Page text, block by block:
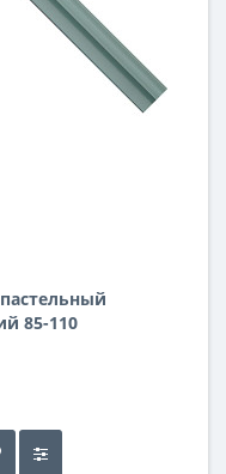
85-110